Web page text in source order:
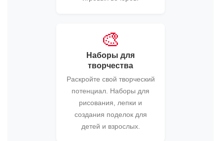
🎨
Наборы для
творчества
Раскройте свой творческий
потенциал. Наборы для
рисования, лепки и
создания поделок для
детей и взрослых.